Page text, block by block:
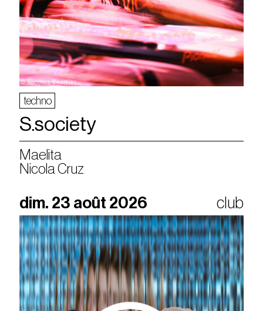
techno
S.society
Maelita
Nicola Cruz
dim. 23 août 2026 club